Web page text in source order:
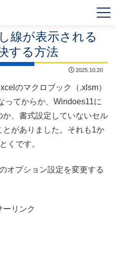
線が表示される
する方法
2025.10.20
のマクロブック（.xlsm）
ってからか、Windoes11に
、書式設定していないセル
とがありました。それも1か
くです。
オプション設定を変更する
ーリンク